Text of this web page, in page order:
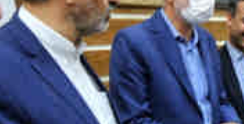
*چندرسانه‌ای
فیلم
*استان ها
آذربایجان